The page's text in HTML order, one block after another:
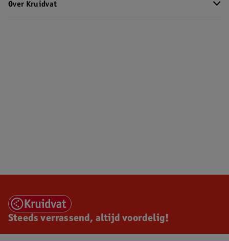
Over Kruidvat
Steeds verrassend, altijd voordelig!